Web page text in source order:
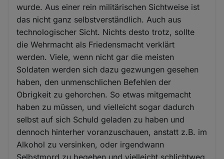
wurde. Aus einer rein militärischen Sichtweise ist
das nicht ganz selbstverständlich. Auch aus
technologischer Sicht. Nichts desto trotz, sollte
die Wehrmacht als Friedensmacht verklärt
werden. Viele, wenn nicht gar die meisten
Soldaten werden sich dazu gezwungen gesehen
haben, den unmenschlichen Befehlen der
Obrigkeit zu gehorchen. So etwas mitgemacht
haben zu müssen, und vielleicht sogar dadurch
selbst auf sich Schuld geladen zu haben und
dennoch hinterher voranzuschauen, anstatt z.B. im
Alkohol zu versinken, oder irgendwann
Selbstmord zu begehen und vielleicht schlichtweg